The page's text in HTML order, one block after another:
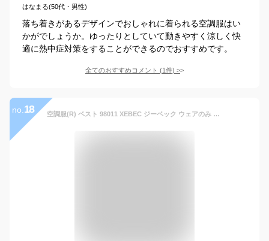
はなまる(50代・男性)
落ち着きがあるデザインでおしゃれに着られる空調服はい
かがでしょうか。ゆったりとしていて動きやすく涼しく快
適に熱中症対策をすることができるのでおすすめです。
全てのおすすめコメント (1件) >
no. 18 空調服(R) ベスト 98011 XEBEC ジーベック ウェアのみ 空調ベスト メンズファッション レディースファッション ユニセックス 男女兼用 暑さ対策 空調作業服 熱中症対策 敬老の日 エアコン服 アウトドア